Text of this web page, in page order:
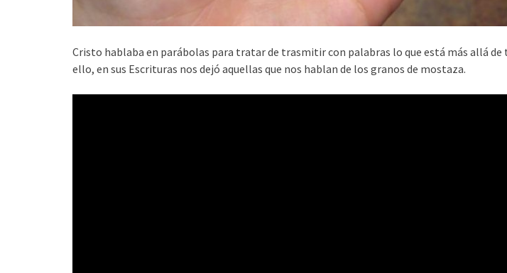
Cristo hablaba en parábolas para tratar de trasmitir con palabras lo que está más allá de
ello, en sus Escrituras nos dejó aquellas que nos hablan de los granos de mostaza.